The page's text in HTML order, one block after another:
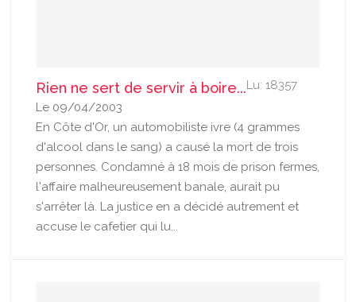
Rien ne sert de servir à boire...Lu: 18357
Le 09/04/2003
En Côte d'Or, un automobiliste ivre (4 grammes
d'alcool dans le sang) a causé la mort de trois
personnes. Condamné à 18 mois de prison fermes,
l'affaire malheureusement banale, aurait pu
s'arrêter là. La justice en a décidé autrement et
accuse le cafetier qui lu...